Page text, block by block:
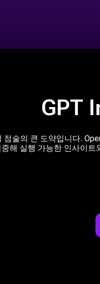
GPT
술의 큰 도약입니다.
해 실행 가능한 인사이